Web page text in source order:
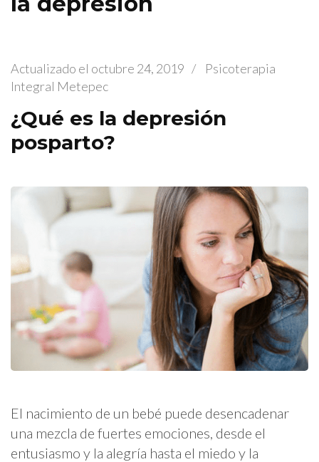
Actualizado el octubre 24, 2019 /
Psicoterapia
Integral Metepec
¿Qué es la depresión
posparto?
El nacimiento de un bebé puede desencadenar
una mezcla de fuertes emociones, desde el
entusiasmo y la alegría hasta el miedo y la